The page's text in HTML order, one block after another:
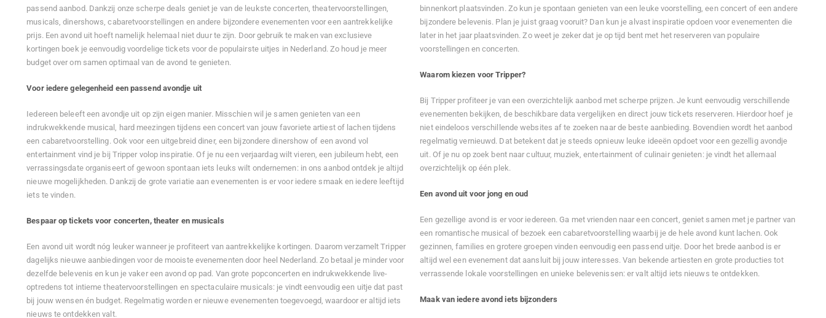
passend aanbod. Dankzij onze scherpe deals geniet je van de leukste concerten, theatervoorstellingen,
musicals, dinershows, cabaretvoorstellingen en andere bijzondere evenementen voor een aantrekkelijke
prijs. Een avond uit hoeft namelijk helemaal niet duur te zijn. Door gebruik te maken van exclusieve
kortingen boek je eenvoudig voordelige tickets voor de populairste uitjes in Nederland. Zo houd je meer
budget over om samen optimaal van de avond te genieten.
Voor iedere gelegenheid een passend avondje uit
Iedereen beleeft een avondje uit op zijn eigen manier. Misschien wil je samen genieten van een
indrukwekkende musical, hard meezingen tijdens een concert van jouw favoriete artiest of lachen tijdens
een cabaretvoorstelling. Ook voor een uitgebreid diner, een bijzondere dinershow of een avond vol
entertainment vind je bij Tripper volop inspiratie. Of je nu een verjaardag wilt vieren, een jubileum hebt, een
verrassingsdate organiseert of gewoon spontaan iets leuks wilt ondernemen: in ons aanbod ontdek je altijd
nieuwe mogelijkheden. Dankzij de grote variatie aan evenementen is er voor iedere smaak en iedere leeftijd
iets te vinden.
Bespaar op tickets voor concerten, theater en musicals
Een avond uit wordt nóg leuker wanneer je profiteert van aantrekkelijke kortingen. Daarom verzamelt Tripper
dagelijks nieuwe aanbiedingen voor de mooiste evenementen door heel Nederland. Zo betaal je minder voor
dezelfde belevenis en kun je vaker een avond op pad. Van grote popconcerten en indrukwekkende live-
optredens tot intieme theatervoorstellingen en spectaculaire musicals: je vindt eenvoudig een uitje dat past
bij jouw wensen én budget. Regelmatig worden er nieuwe evenementen toegevoegd, waardoor er altijd iets
nieuws te ontdekken valt.
binnenkort plaatsvinden. Zo kun je spontaan genieten van een leuke voorstelling, een concert of een andere
bijzondere belevenis. Plan je juist graag vooruit? Dan kun je alvast inspiratie opdoen voor evenementen die
later in het jaar plaatsvinden. Zo weet je zeker dat je op tijd bent met het reserveren van populaire
voorstellingen en concerten.
Waarom kiezen voor Tripper?
Bij Tripper profiteer je van een overzichtelijk aanbod met scherpe prijzen. Je kunt eenvoudig verschillende
evenementen bekijken, de beschikbare data vergelijken en direct jouw tickets reserveren. Hierdoor hoef je
niet eindeloos verschillende websites af te zoeken naar de beste aanbieding. Bovendien wordt het aanbod
regelmatig vernieuwd. Dat betekent dat je steeds opnieuw leuke ideeën opdoet voor een gezellig avondje
uit. Of je nu op zoek bent naar cultuur, muziek, entertainment of culinair genieten: je vindt het allemaal
overzichtelijk op één plek.
Een avond uit voor jong en oud
Een gezellige avond is er voor iedereen. Ga met vrienden naar een concert, geniet samen met je partner van
een romantische musical of bezoek een cabaretvoorstelling waarbij je de hele avond kunt lachen. Ook
gezinnen, families en grotere groepen vinden eenvoudig een passend uitje. Door het brede aanbod is er
altijd wel een evenement dat aansluit bij jouw interesses. Van bekende artiesten en grote producties tot
verrassende lokale voorstellingen en unieke belevenissen: er valt altijd iets nieuws te ontdekken.
Maak van iedere avond iets bijzonders